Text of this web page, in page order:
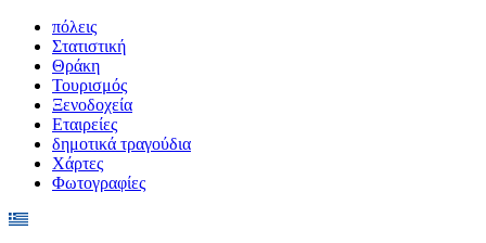
πόλεις
Στατιστική
Θράκη
Τουρισμός
Ξενοδοχεία
Εταιρείες
δημοτικά τραγούδια
Χάρτες
Φωτογραφίες